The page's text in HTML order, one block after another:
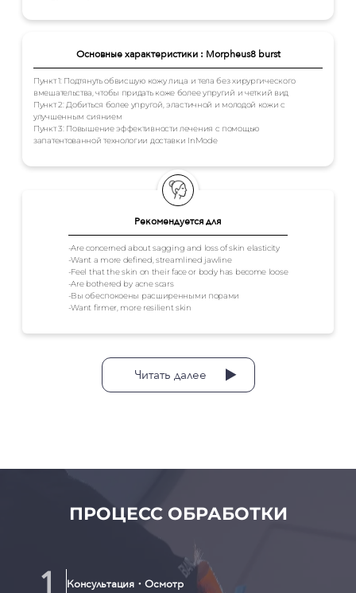
Рекомендуется для
-Are concerned about sagging and loss of skin elasticity
-Want a more defined, streamlined jawline
-Feel that the skin on their face or body has become loose
-Are bothered by acne scars
-Вы обеспокоены расширенными порами
-Want firmer, more resilient skin
Основные характеристики : Morpheus8 burst
Пункт 1: Подтянуть обвисшую кожу лица и тела без хирургического
вмешательства, чтобы придать коже более упругий и четкий вид
Пункт 2: Добиться более упругой, эластичной и молодой кожи с
улучшенным сиянием
Пункт 3: Повышение эффективности лечения с помощью
запатентованной технологии доставки InMode
Читать далее
ПРОЦЕСС ОБРАБОТКИ
Консультация・Осмотр